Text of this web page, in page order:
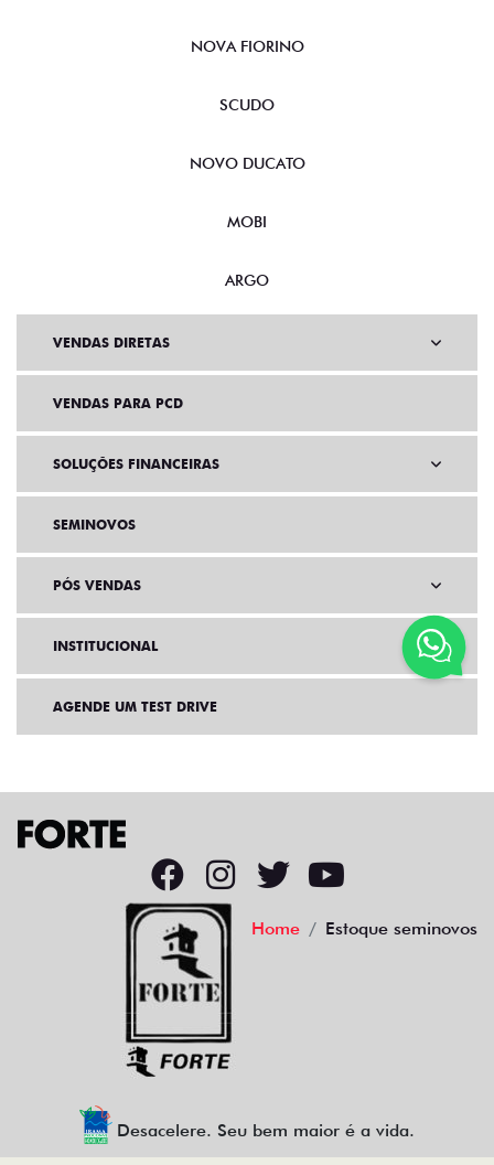
NOVA FIORINO
SCUDO
NOVO DUCATO
MOBI
ARGO
VENDAS DIRETAS
VENDAS PARA PCD
SOLUÇÕES FINANCEIRAS
SEMINOVOS
PÓS VENDAS
INSTITUCIONAL
AGENDE UM TEST DRIVE
Home Estoque seminovos
Desacelere. Seu bem maior é a vida.